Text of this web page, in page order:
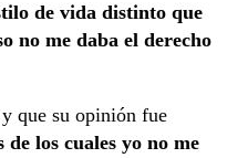
de vida distinto que
no me daba el derecho
que su opinión fue
de los cuales yo no me